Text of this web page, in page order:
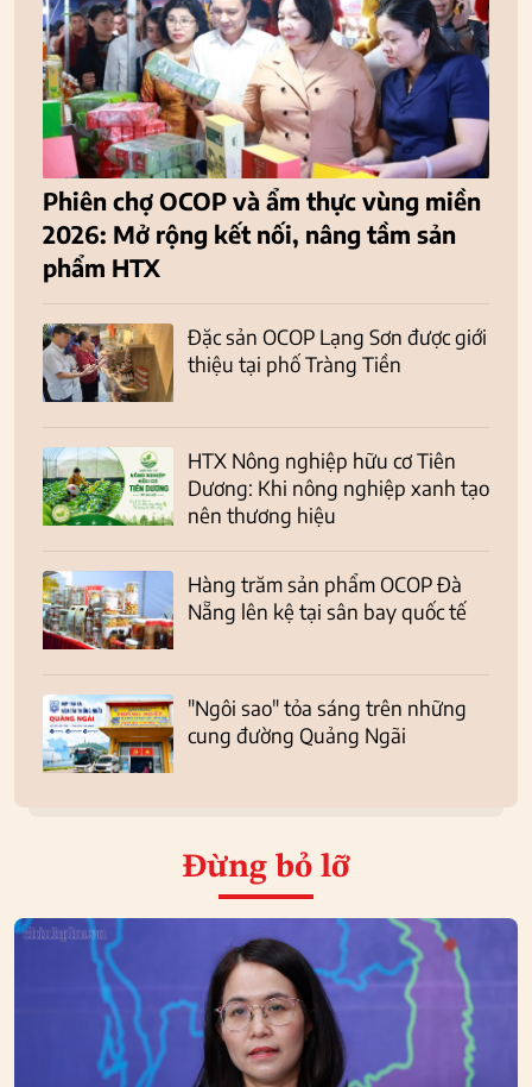
Phiên chợ OCOP và ẩm thực vùng miền
2026: Mở rộng kết nối, nâng tầm sản
phẩm HTX
Đặc sản OCOP Lạng Sơn được giới
thiệu tại phố Tràng Tiền
HTX Nông nghiệp hữu cơ Tiên
Dương: Khi nông nghiệp xanh tạo
nên thương hiệu
Hàng trăm sản phẩm OCOP Đà
Nẵng lên kệ tại sân bay quốc tế
"Ngôi sao" tỏa sáng trên những
cung đường Quảng Ngãi
Đừng bỏ lỡ